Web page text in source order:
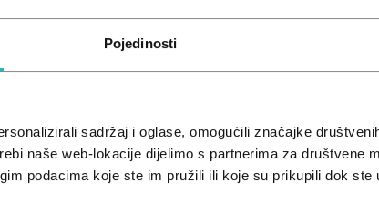
Pojedinosti
sadržaj i oglase, omogućili značajke
naše web-lokacije dijelimo s partnerima za društvene
podacima koje ste im pružili ili koje su prikupili dok ste